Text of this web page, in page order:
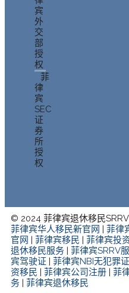
宾
外
交
部
授
权
菲
律
宾
SEC
证
券
所
授
权
© 2024 菲律宾退休移民
菲律宾华人移民新官网 | 菲律
官网 | 菲律宾移民 | 菲律宾投
退休移民服务 | 菲律宾SRRV
宾驾驶证 | 菲律宾NBI无犯罪
资移民 | 菲律宾公司注册 | 菲
务 | 菲律宾退休移民